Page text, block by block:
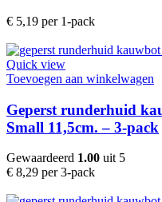
€ 5,19 per 1-pack
Quick view
Toevoegen aan winkelwagen
Geperst runderhuid
Small 11,5cm. – 3-pack
Gewaardeerd 1.00 uit 5
€ 8,29 per 3-pack